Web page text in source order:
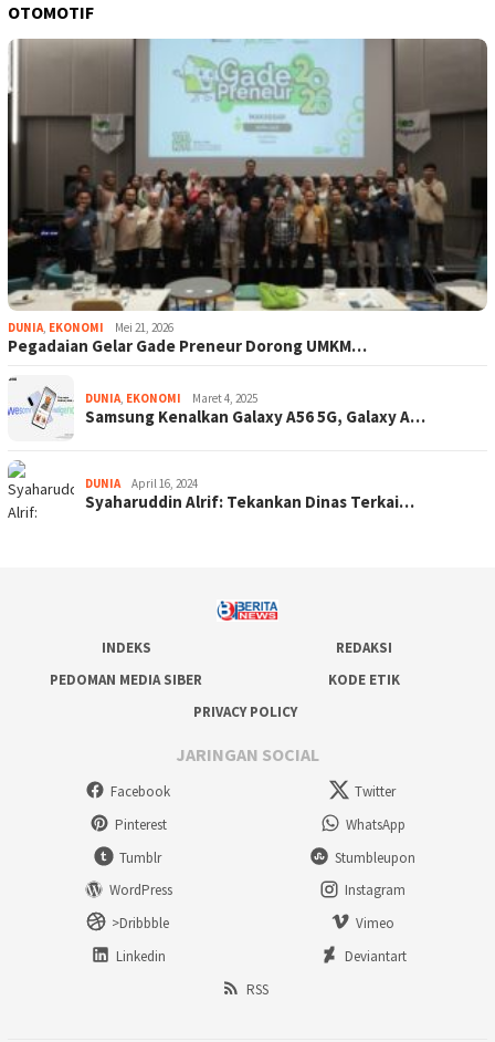
OTOMOTIF
DUNIA, EKONOMI Mei 21, 2026
Pegadaian Gelar Gade Preneur Dorong UMKM…
DUNIA, EKONOMI Maret 4, 2025
Samsung Kenalkan Galaxy A56 5G, Galaxy A…
DUNIA April 16, 2024
Syaharuddin Alrif: Tekankan Dinas Terkai…
INDEKS
REDAKSI
PEDOMAN MEDIA SIBER
KODE ETIK
PRIVACY POLICY
JARINGAN SOCIAL
Facebook
Twitter
Pinterest
WhatsApp
Tumblr
Stumbleupon
WordPress
Instagram
>Dribbble
Vimeo
Linkedin
Deviantart
RSS